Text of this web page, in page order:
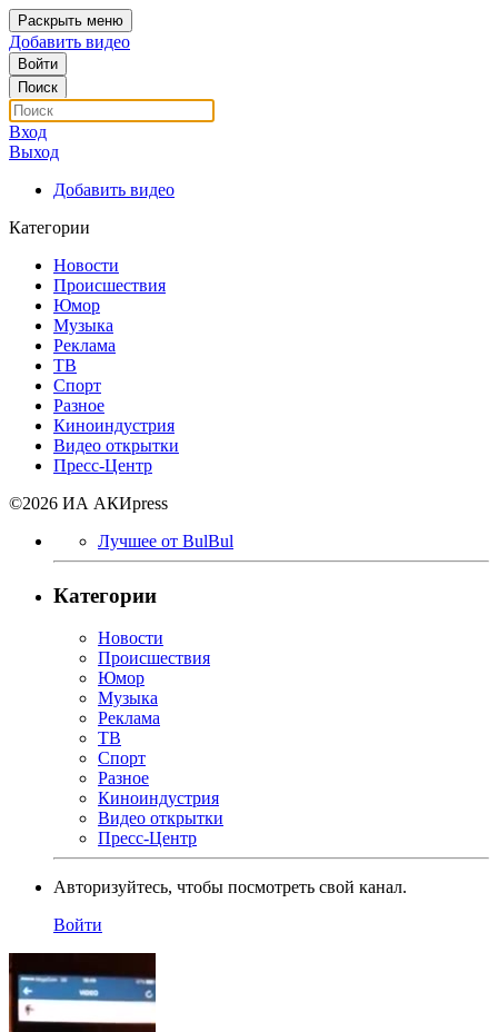
Раскрыть меню
Добавить видео
Войти
Поиск
Вход
Выход
Добавить видео
Категории
Новости
Происшествия
Юмор
Музыка
Реклама
ТВ
Спорт
Разное
Киноиндустрия
Видео открытки
Пресс-Центр
©2026 ИА АКИpress
Лучшее от BulBul
Категории
Новости
Происшествия
Юмор
Музыка
Реклама
ТВ
Спорт
Разное
Киноиндустрия
Видео открытки
Пресс-Центр
Авторизуйтесь, чтобы посмотреть свой канал.
Войти